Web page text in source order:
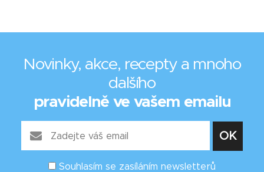
Novinky, akce, recepty a mnoho
dalšího
pravidelně ve vašem emailu
Souhlasím se zasíláním newsletterů